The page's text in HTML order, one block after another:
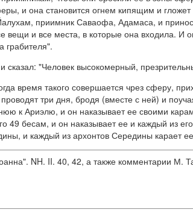
и она становится огнем кипящим и
приимник Саваофа, Адамаса, и
вещи и все места, в которые она входила. И
грабителя".
сказал: "Человек высокомерный,
время такого совершается чрез сферу,
три дня, бродя (вместе с ней) и
к Ариэлю, и он наказывает ее своими
49 бесам, и он наказывает ее и каждый из
и каждый из архонтов Середины карает
NH. II. 40, 42, а также комментарии М.